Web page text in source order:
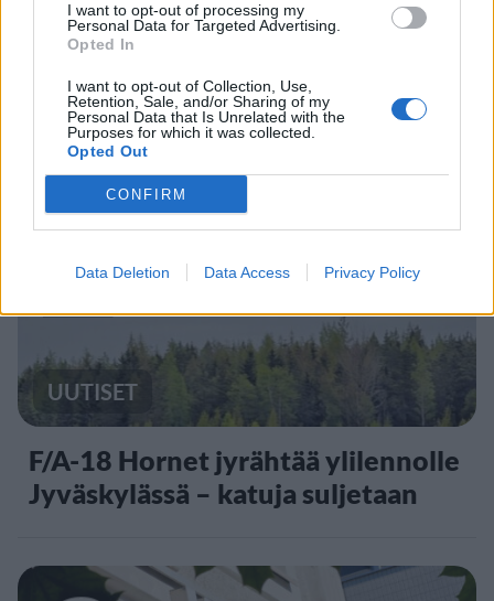
I want to opt-out of processing my
Personal Data for Targeted Advertising.
Opted In
I want to opt-out of Collection, Use,
Retention, Sale, and/or Sharing of my
Personal Data that Is Unrelated with the
Purposes for which it was collected.
Opted Out
CONFIRM
Data Deletion Data Access Privacy Policy
Maailman eniten matkustaneet
valitsivat suosikkikohteensa –
yllättävä voittaja
2
UUTISET
F/A-18 Hornet jyrähtää ylilennolle
Jyväskylässä – katuja suljetaan